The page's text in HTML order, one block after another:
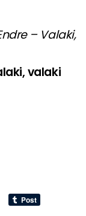
– Valaki,
valaki